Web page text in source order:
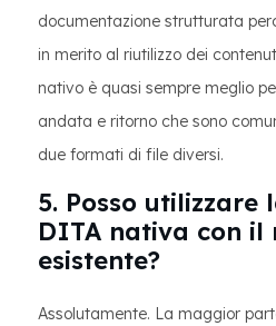
documentazione strutturata
in merito al riutilizzo dei
nativo è quasi sempre meglio
andata e ritorno che sono
due formati di file diversi.
5. Posso utilizzare
DITA nativa con il
esistente?
Assolutamente. La maggior